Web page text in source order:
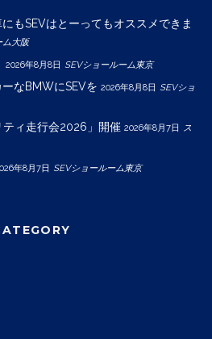
もSEVはとーってもオススメできま
ム大阪
2026年8月8日 SEVショールーム東京
なBMWにSEVを 2026年8月8日 SEVショ
ィ走行会2026」開催 2026年8月7日
ス
年8月7日 SEVショールーム東京